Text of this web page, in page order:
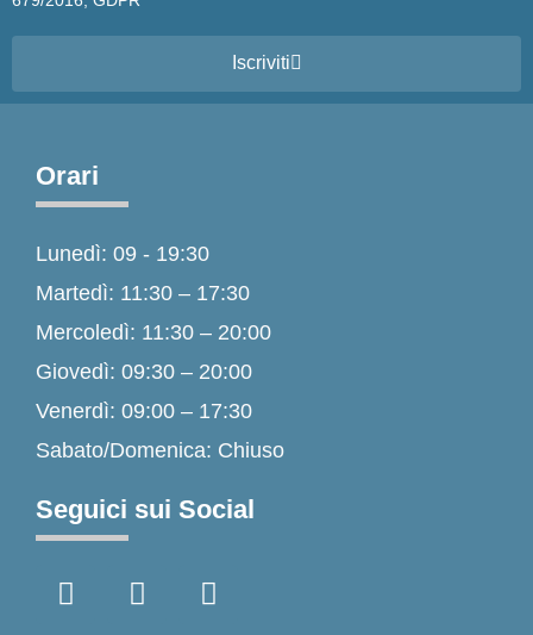
Iscriviti
Orari
Lunedì: 09 - 19:30
Martedì: 11:30 – 17:30
Mercoledì: 11:30 – 20:00
Giovedì: 09:30 – 20:00
Venerdì: 09:00 – 17:30
Sabato/Domenica: Chiuso
Seguici sui Social
a
n
i